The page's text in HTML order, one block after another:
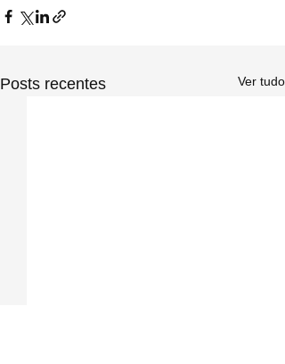
Posts recentes Ver tudo